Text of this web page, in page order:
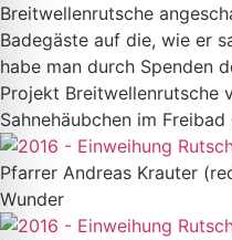
Breitwellenrutsche
Badegäste auf die, wie er
habe man durch Spenden
Projekt Breitwellenrutsche
Sahnehäubchen im
Pfarrer Andreas Krauter
Wunder